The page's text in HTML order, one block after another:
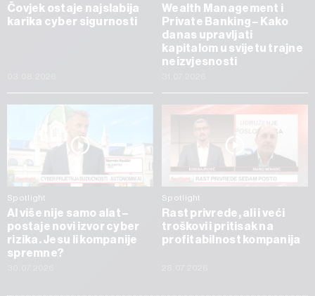
Čovjek ostaje najslabija
karika cyber sigurnosti
Wealth Management i
Private Banking – Kako
danas upravljati
kapitalom u svijetu trajne
neizvjesnosti
Spotlight
AI više nije samo alat –
postaje novi izvor cyber
rizika. Jesu li kompanije
spremne?
Spotlight
Rast privrede, ali i veći
troškovi i pritisak na
profitabilnost kompanija